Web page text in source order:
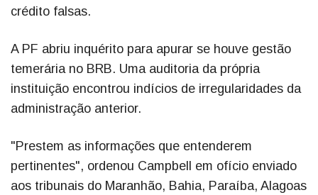
crédito falsas.
A PF abriu inquérito para apurar se houve gestão
temerária no BRB. Uma auditoria da própria
instituição encontrou indícios de irregularidades da
administração anterior.
"Prestem as informações que entenderem
pertinentes", ordenou Campbell em ofício enviado
aos tribunais do Maranhão, Bahia, Paraíba, Alagoas